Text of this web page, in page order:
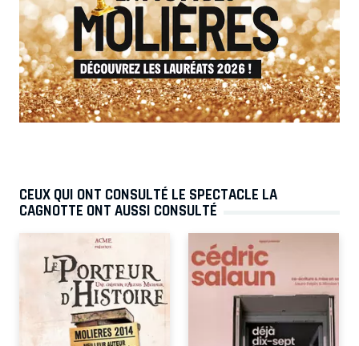
CEUX QUI ONT CONSULTÉ LE SPECTACLE LA
CAGNOTTE ONT AUSSI CONSULTÉ